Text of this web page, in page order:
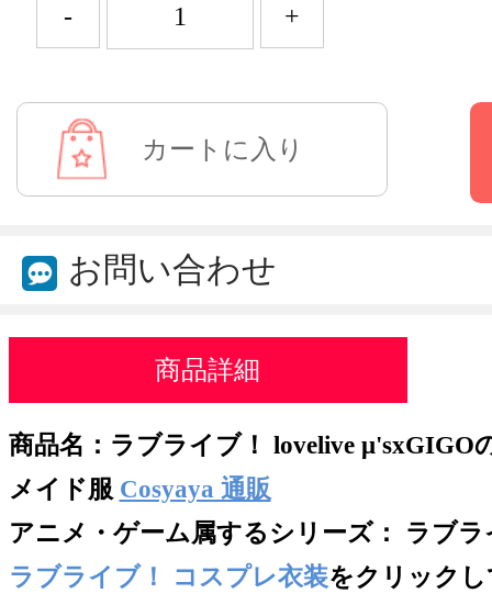
- +
お問い合わせ
商品詳細
商品名： ラブライブ！ lovelive μ'sxGIGO
メイド服 Cosyaya 通販
アニメ・ゲーム属するシリーズ： ラブ
ラブライブ！ コスプレ衣装をクリックし